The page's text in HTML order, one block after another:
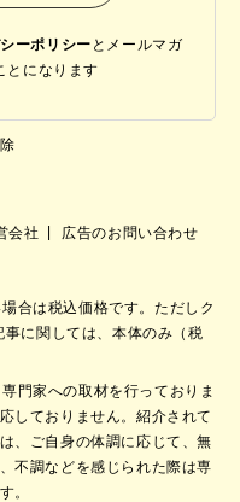
ーポリシー と メールマガ
とになります
会社
広告のお問い合わせ
合は税込価格です。ただしク
に関しては、本体のみ（税
門家への取材を行っておりま
しておりません。紹介されて
、ご自身の体調に応じて、無
不調などを感じられた際は専
。